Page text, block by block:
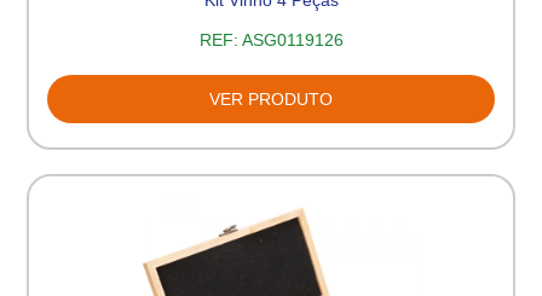
REF: ASG0119126
VER PRODUTO